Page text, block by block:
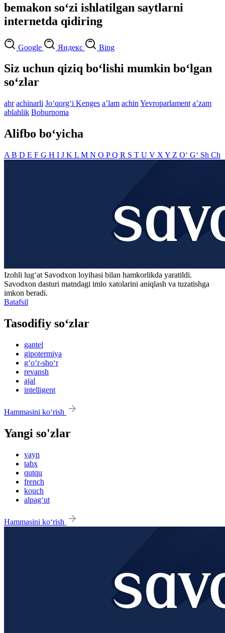
bemakon so‘zi ishlatilgan saytlarni
internetda qidiring
Google Яндекс Bing
Siz uchun qiziq bo‘lishi mumkin bo‘lgan
so‘zlar
abr achinarli Jo‘qorg‘i Kenges aʼlam achin Yevroparlament aʼzam
ablahlik Boburnoma
Alifbo bo‘yicha
A B D E F G H I J K L M N O PQ R S T U V X Y Z O‘ G‘ Sh Ch
Izohli lugʻat Savodxon loyihasi bilan hamkorlikda yaratildi.
Savodxon dasturi matndagi imlo xatolarini aniqlash va tuzatishga
imkon beradi.
Batafsil
Tasodifiy so‘zlar
gantel
gipotermiya
g‘o‘r-sho‘r
revansh
ajal
intelligent
Hammasini ko‘rish
Yangi so'zlar
vayn
tabx
qutqu
french
kouch
alpag‘ut
Hammasini ko‘rish